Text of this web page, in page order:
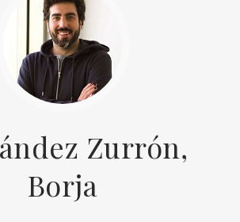
Zurrón,
Borja